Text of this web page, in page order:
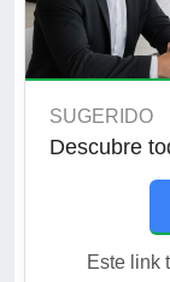
SUGERIDO
Descubre
Este link